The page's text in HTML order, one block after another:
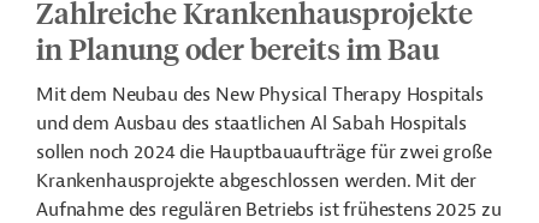
Zahlreiche Krankenhausprojekte
in Planung oder bereits im Bau
Mit dem Neubau des New Physical Therapy Hospitals
und dem Ausbau des staatlichen Al Sabah Hospitals
sollen noch 2024 die Hauptbauaufträge für zwei große
Krankenhausprojekte abgeschlossen werden. Mit der
Aufnahme des regulären Betriebs ist frühestens 2025 zu